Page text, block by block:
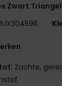
Zwart
Zachte,